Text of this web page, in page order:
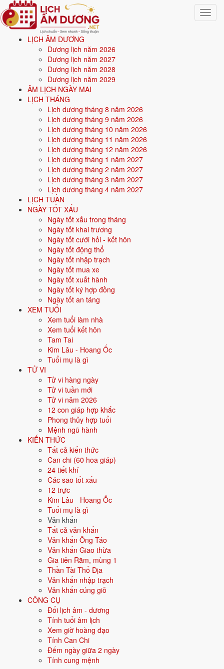
Toggle
LỊCH ÂM DƯƠNG
Dương lịch năm 2026
Dương lịch năm 2027
Dương lịch năm 2028
Dương lịch năm 2029
ÂM LỊCH NGÀY MAI
LỊCH THÁNG
Lịch dương tháng 8 năm 2026
Lịch dương tháng 9 năm 2026
Lịch dương tháng 10 năm 2026
Lịch dương tháng 11 năm 2026
Lịch dương tháng 12 năm 2026
Lịch dương tháng 1 năm 2027
Lịch dương tháng 2 năm 2027
Lịch dương tháng 3 năm 2027
Lịch dương tháng 4 năm 2027
LỊCH TUẦN
NGÀY TỐT XẤU
Ngày tốt xấu trong tháng
Ngày tốt khai trương
Ngày tốt cưới hỏi - kết hôn
Ngày tốt động thổ
Ngày tốt nhập trạch
Ngày tốt mua xe
Ngày tốt xuất hành
Ngày tốt ký hợp đồng
Ngày tốt an táng
XEM TUỔI
Xem tuổi làm nhà
Xem tuổi kết hôn
Tam Tai
Kim Lâu - Hoang Ốc
Tuổi mụ là gì
TỬ VI
Tử vi hàng ngày
Tử vi tuần mới
Tử vi năm 2026
12 con giáp hợp khắc
Phong thủy hợp tuổi
Mệnh ngũ hành
KIẾN THỨC
Tất cả kiến thức
Can chi (60 hoa giáp)
24 tiết khí
Các sao tốt xấu
12 trực
Kim Lâu - Hoang Ốc
Tuổi mụ là gì
Văn khấn
Tất cả văn khấn
Văn khấn Ông Táo
Văn khấn Giao thừa
Gia tiên Rằm, mùng 1
Thần Tài Thổ Địa
Văn khấn nhập trạch
Văn khấn cúng giỗ
CÔNG CỤ
Đổi lịch âm - dương
Tính tuổi âm lịch
Xem giờ hoàng đạo
Tính Can Chi
Đếm ngày giữa 2 ngày
Tính cung mệnh
Trang chủ
Xem ngày tốt xấu
Xem ngày tốt xấu 30 ngày
tới (9/8/2026 - 7/9/2026)
ngày tốt - ngày xấu trong 30 ngày tới
trọng: cưới hỏi, khai trương, động thổ, nhập trạch, xuất hành, ký hợp
đồng, mua xe, an táng. Mỗi ngày được chấm điểm tổng hợp từ
Đạo, 12 Trực, 28 Nhị Thập Bát Túvà ngày cấm kỵ; ngày điểm cao
mới được xếp vào danh sách ngày tốt cho từng việc. Có thể chọn xem
theo tháng bất kỳ, hoặcxem ngày tốt xấu theo tuổi
ngày sinh để lọc ngày hợp tuổi gia chủ.
9/8/2026đến7/9/2026
khác nhau.
Cưới hỏi: 11 ngày tốt ·Khai trương
14 ngày tốt ·Nhập trạch: 13 ngày tốt ·
Ký hợp đồng: 13 ngày tốt ·Mua xe
Bấm vào từng ngày để xem chi tiết giờ hoàng đạo, sao, trực,
việc nên - nên tránh.
Xem ngày tốt xấu theo tháng và
theo tuổi
Ngày sinh gia chủ (xem ngày hợp tuổi)
Chọn một tháng bất kỳ để xem ngày tốt - ngày xấu, hoặc nhập ngày
sinh để biết ngày nào hợp tuổi gia chủ.
Ngày tốt 30 ngày tới theo từng
việc
Mỗi việc dưới đây được xếp hạng ngày đẹp riêng theo tiêu chí phù
hợp; bấm vào thẻ để xem ngày tốt nhất và ngày nên tránh cho từng
Cưới hỏi
Trong 30 ngày tới có 11 ngày tốt cho cưới hỏi. Tốt nhất: 9/8, 18/8, 30/8.
✅ NGÀY ĐẸP NHẤT
CN · Ất Mão· 27/6 âm
T3 ·Giáp Tý· 6/7 âm
CN ·Bính Tý · 18/7 âm
T5 ·Canh Thìn· 22/7 âm
T3 ·Đinh Tỵ· 29/6 âm
⛔ NÊN TRÁNH